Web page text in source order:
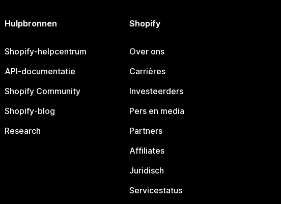
Hulpbronnen
Shopify-helpcentrum
API-documentatie
Shopify Community
Shopify-blog
Research
Shopify
Over ons
Carrières
Investeerders
Pers en media
Partners
Affiliates
Juridisch
Servicestatus